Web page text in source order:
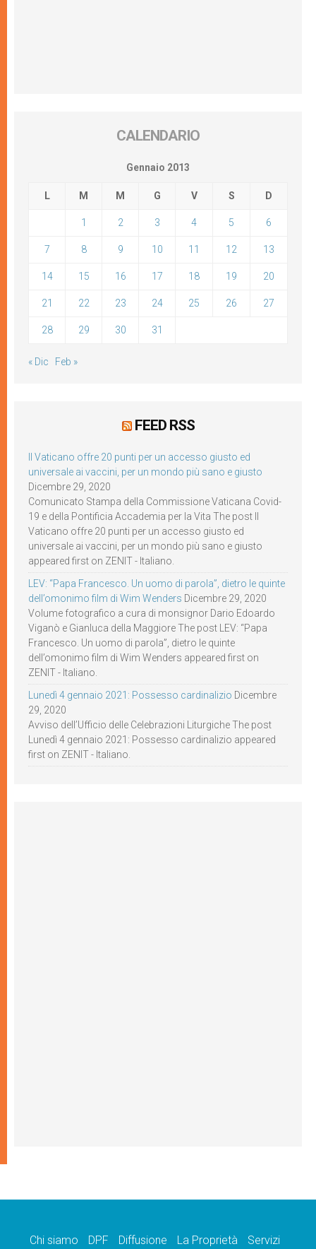
CALENDARIO
Gennaio 2013
L M M G V S D
1 2 3 4 5 6
7 8 9 10 11 12 13
14 15 16 17 18 19 20
21 22 23 24 25 26 27
28 29 30 31
« Dic Feb »
FEED RSS
Il Vaticano offre 20 punti per un accesso giusto ed
universale ai vaccini, per un mondo più sano e giusto
Dicembre 29, 2020
Comunicato Stampa della Commissione Vaticana Covid-
19 e della Pontificia Accademia per la Vita The post Il
Vaticano offre 20 punti per un accesso giusto ed
universale ai vaccini, per un mondo più sano e giusto
appeared first on ZENIT - Italiano.
LEV: “Papa Francesco. Un uomo di parola”, dietro le quinte
dell’omonimo film di Wim Wenders Dicembre 29, 2020
Volume fotografico a cura di monsignor Dario Edoardo
Viganò e Gianluca della Maggiore The post LEV: “Papa
Francesco. Un uomo di parola”, dietro le quinte
dell’omonimo film di Wim Wenders appeared first on
ZENIT - Italiano.
Lunedì 4 gennaio 2021: Possesso cardinalizio Dicembre
29, 2020
Avviso dell’Ufficio delle Celebrazioni Liturgiche The post
Lunedì 4 gennaio 2021: Possesso cardinalizio appeared
first on ZENIT - Italiano.
Chi siamo DPF Diffusione La Proprietà Servizi